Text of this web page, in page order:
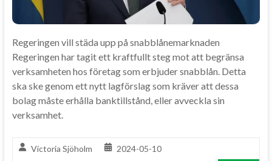
Regeringen vill städa upp på snabblånemarknaden
Regeringen har tagit ett kraftfullt steg mot att begränsa
verksamheten hos företag som erbjuder snabblån. Detta
ska ske genom ett nytt lagförslag som kräver att dessa
bolag måste erhålla banktillstånd, eller avveckla sin
verksamhet.
Victoria Sjöholm 2024-05-10